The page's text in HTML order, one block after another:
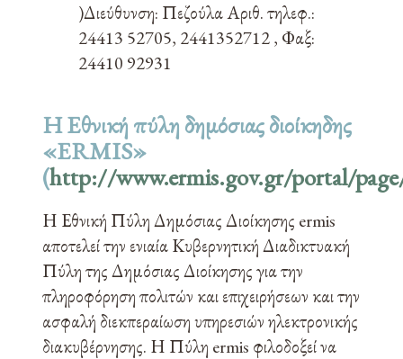
)Διεύθυνση: Πεζούλα Αριθ. τηλεφ.:
24413 52705, 2441352712 , Φαξ:
24410 92931
Η Εθνική πύλη δημόσιας διοίκηδης
«ERMIS»
(http://www.ermis.gov.gr/portal/
Η Εθνική Πύλη Δημόσιας Διοίκησης ermis
αποτελεί την ενιαία Κυβερνητική Διαδικτυακή
Πύλη της Δημόσιας Διοίκησης για την
πληροφόρηση πολιτών και επιχειρήσεων και την
ασφαλή διεκπεραίωση υπηρεσιών ηλεκτρονικής
διακυβέρνησης. Η Πύλη ermis φιλοδοξεί να